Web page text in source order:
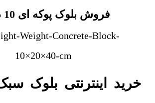
فروش بلوک پوکه ای 10 در 40
Weight-Concrete-Block-
10×20×40-cm
خرید اینترنتی بلوک